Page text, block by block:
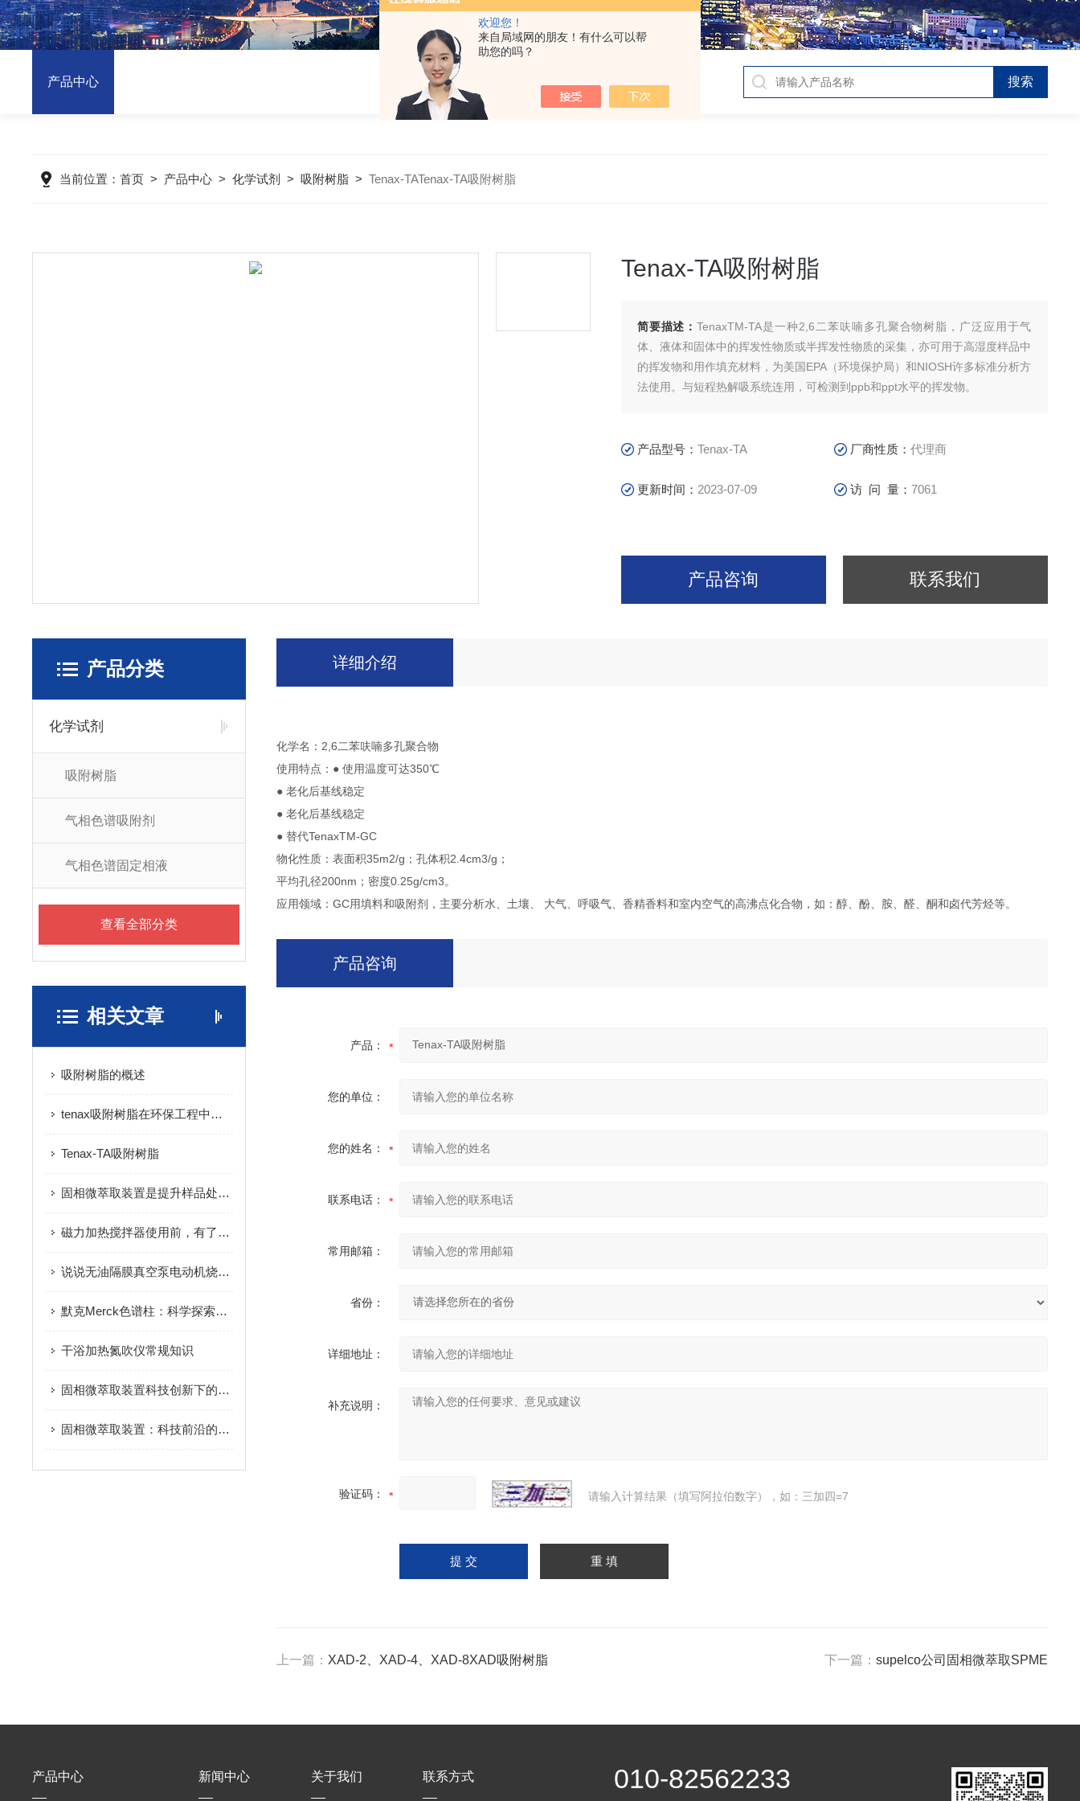
欢迎您！
来自局域网的朋友！有什么可以帮
助您的吗？
产品中心
当前位置：首页 > 产品中心 >化学试剂 >吸附树脂 >Tenax-TATenax-TA吸附树脂
Tenax-TA吸附树脂
简要描述：TenaxTM-TA是一种2,6二苯呋喃多孔聚合物树脂，广泛应用于气
体、液体和固体中的挥发性物质或半挥发性物质的采集，亦可用于高湿度样品中
的挥发物和用作填充材料，为美国EPA（环境保护局）和NIOSH许多标准分析方
法使用。与短程热解吸系统连用，可检测到ppb和ppt水平的挥发物。
产品型号：Tenax-TA 厂商性质：代理商
更新时间： 2023-07-09 访 问 量：7061
产品咨询 联系我们
产品分类
化学试剂
吸附树脂
气相色谱吸附剂
气相色谱固定相液
查看全部分类
相关文章
吸附树脂的概述
tenax吸附树脂在环保工程中的应用及前景
Tenax-TA吸附树脂
固相微萃取装置是提升样品处理效率的设备
磁力加热搅拌器使用前，有了解过吗
说说无油隔膜真空泵电动机烧坏的原因
默克Merck色谱柱：科学探索中的精密“筛子
干浴加热氮吹仪常规知识
固相微萃取装置科技创新下的高效样品前处理设备
固相微萃取装置：科技前沿的微量分析设备
详细介绍
化学名：2,6二苯呋喃多孔聚合物
使用特点：● 使用温度可达350℃
● 老化后基线稳定
● 老化后基线稳定
● 替代TenaxTM-GC
物化性质：表面积35m2/g；孔体积2.4cm3/g；
平均孔径200nm；密度0.25g/cm3。
应用领域：GC用填料和吸附剂，主要分析水、土壤、 大气、呼吸气、香精香料和室内空气的高沸点化合物，如：醇、酚、胺、醛、酮和卤代芳烃等。
产品咨询
产品：
您的单位：
您的姓名：
联系电话：
常用邮箱：
省份：
详细地址：
补充说明：
验证码： 请输入计算结果（填写阿拉伯数字），如：三加四=7
上一篇： XAD-2、XAD-4、XAD-8XAD吸附树脂 下一篇： supelco公司固相微萃取SPME
产品中心 新闻中心 关于我们 联系方式 010-82562233